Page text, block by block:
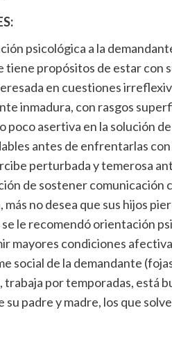
psicológica a la
tiene propósitos de estar con
en cuestiones
inmadura, con rasgos
poco asertiva en la solución
antes de enfrentarlas
perturbada y temerosa
de sostener comunicación
no desea que sus hijos
le recomendó orientación
mayores condiciones
social de la demandante
trabaja por temporadas, está
su padre y madre, los que